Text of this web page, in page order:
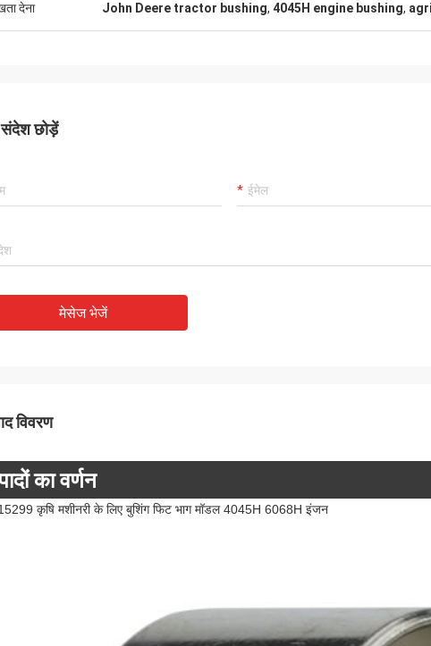
देना John Deere tractor bushing, 4045H engine bushing,
छोड़ें
मेसेज भेजें
विवरण
का वर्णन
कृषि मशीनरी के लिए बुशिंग फिट भाग मॉडल 4045H 6068H इंजन